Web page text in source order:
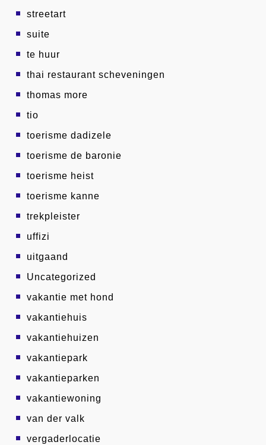
streetart
suite
te huur
thai restaurant scheveningen
thomas more
tio
toerisme dadizele
toerisme de baronie
toerisme heist
toerisme kanne
trekpleister
uffizi
uitgaand
Uncategorized
vakantie met hond
vakantiehuis
vakantiehuizen
vakantiepark
vakantieparken
vakantiewoning
van der valk
vergaderlocatie